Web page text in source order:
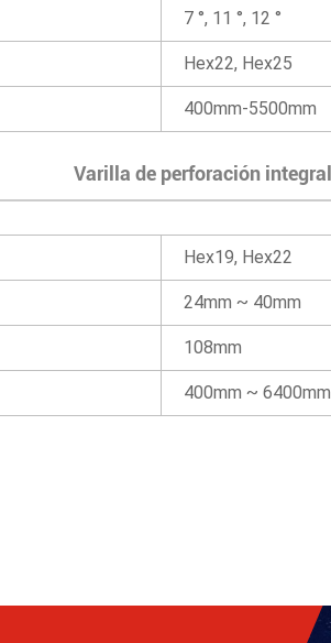
7 °, 11 °, 12 °
Hex22, Hex25
400mm-5500mm
Varilla de perforación integral
Hex19, Hex22
24mm ~ 40mm
108mm
400mm ~ 6400mm